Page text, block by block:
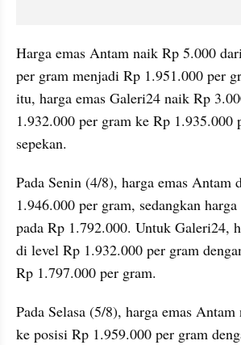
Harga emas Antam naik Rp 5.000
per gram menjadi Rp 1.951.000 per
itu, harga emas Galeri24 naik Rp
1.932.000 per gram ke Rp 1.935.000
sepekan.
Pada Senin (4/8), harga emas Antam
1.946.000 per gram, sedangkan
pada Rp 1.792.000. Untuk Galeri24,
di level Rp 1.932.000 per gram
Rp 1.797.000 per gram.
Pada Selasa (5/8), harga emas
ke posisi Rp 1.959.000 per gram